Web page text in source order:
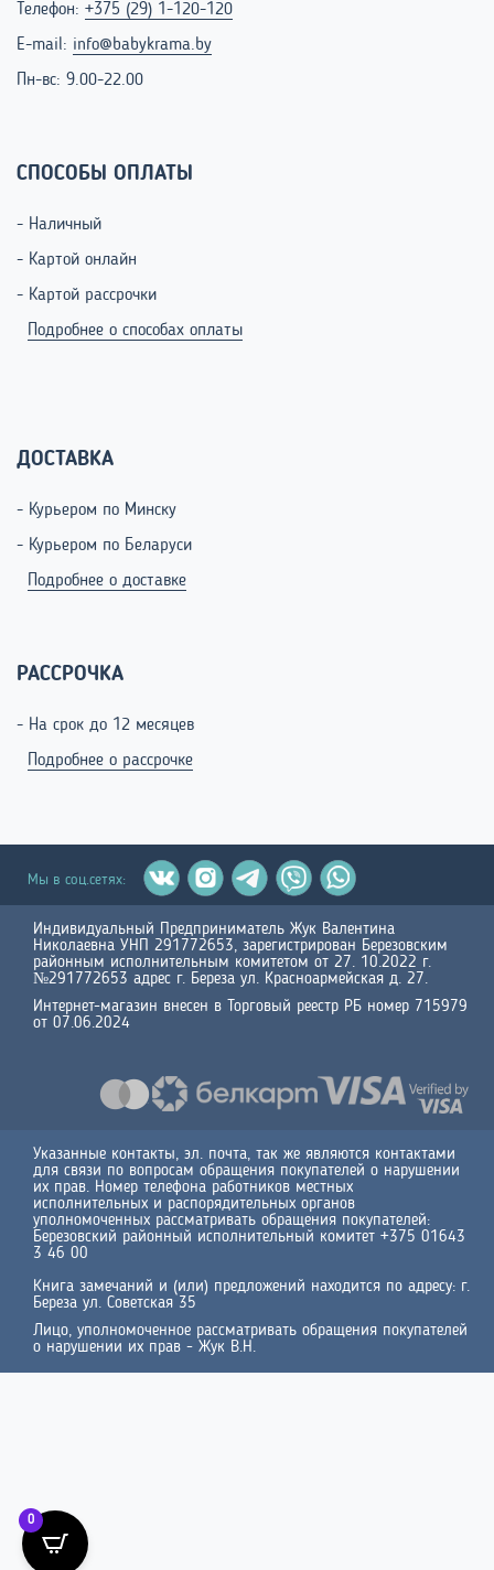
Телефон: +375 (29) 1-120-120
E-mail: info@babykrama.by
Пн-вс: 9.00-22.00
СПОСОБЫ ОПЛАТЫ
- Наличный
- Картой онлайн
- Картой рассрочки
Подробнее о способах оплаты
ДОСТАВКА
- Курьером по Минску
- Курьером по Беларуси
Подробнее о доставке
РАССРОЧКА
- На срок до 12 месяцев
Подробнее о рассрочке
Мы в соц.сетях:
Индивидуальный Предприниматель Жук Валентина
Николаевна УНП 291772653, зарегистрирован Березовским
районным исполнительным комитетом от 27. 10.2022 г.
№291772653 адрес г. Береза ул. Красноармейская д. 27.
Интернет-магазин внесен в Торговый реестр РБ номер 715979
от 07.06.2024
Указанные контакты, эл. почта, так же являются контактами
для связи по вопросам обращения покупателей о нарушении
их прав. Номер телефона работников местных
исполнительных и распорядительных органов
уполномоченных рассматривать обращения покупателей:
Березовский районный исполнительный комитет +375 01643
3 46 00
Книга замечаний и (или) предложений находится по адресу: г.
Береза ул. Советская 35
Лицо, уполномоченное рассматривать обращения покупателей
о нарушении их прав - Жук В.Н.
0